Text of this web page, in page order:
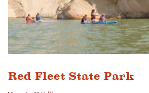
Red Fleet State Park